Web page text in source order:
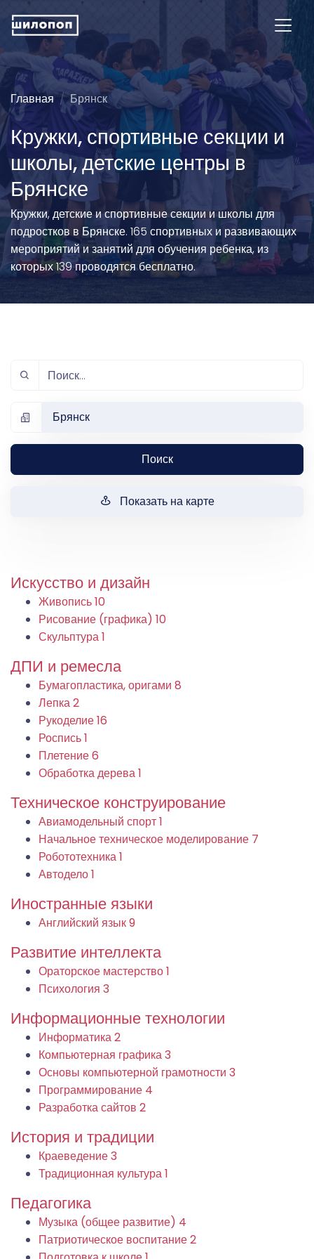
Главная Брянск
Кружки, спортивные секции и
школы, детские центры в
Брянске
Кружки, детские и спортивные секции и школы для
подростков в Брянске. 165 спортивных и развивающих
мероприятий и занятий для обучения ребенка, из
которых 139 проводятся бесплатно.
Брянск
Поиск
Показать на карте
Искусство и дизайн
Живопись10
Рисование (графика) 10
Скульптура1
ДПИ и ремесла
Бумагопластика, оригами 8
Лепка2
Рукоделие16
Роспись1
Плетение6
Обработка дерева1
Техническое конструирование
Авиамодельный спорт1
Начальное техническое моделирование 7
Робототехника1
Автодело1
Иностранные языки
Английский язык9
Развитие интеллекта
Ораторское мастерство1
Психология 3
Информационные технологии
Информатика2
Компьютерная графика3
Основы компьютерной грамотности 3
Программирование 4
Разработка сайтов 2
История и традиции
Краеведение3
Традиционная культура1
Педагогика
Музыка (общее развитие) 4
Патриотическое воспитание2